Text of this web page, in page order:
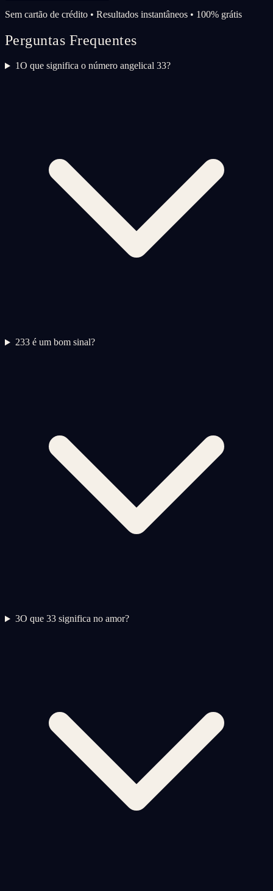
Sem cartão de crédito • Resultados instantâneos • 100% grátis
Perguntas Frequentes
1O que significa o número angelical 33?
233 é um bom sinal?
3O que 33 significa no amor?